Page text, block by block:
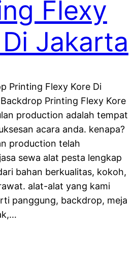
Flexy
Jakarta
Printing Flexy Kore Di
Printing Flexy Kore
production adalah tempat
acara anda. kenapa?
production telah
sewa alat pesta lengkap
bahan berkualitas, kokoh,
alat-alat yang kami
panggung, backdrop, meja